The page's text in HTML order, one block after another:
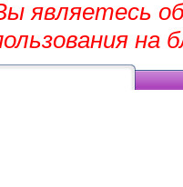
являетесь
на